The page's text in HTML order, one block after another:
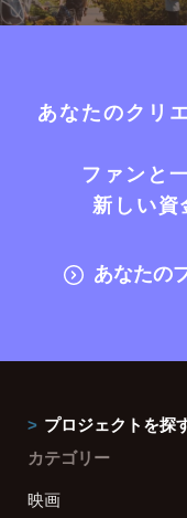
あなたのクリ
ファンと
新しい資
あなたの
プロジェクトを探
カテゴリー
映画